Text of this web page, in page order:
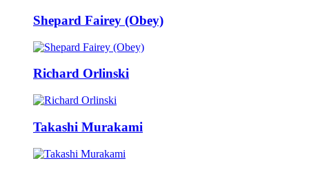
Shepard Fairey (Obey)
Richard Orlinski
Takashi Murakami